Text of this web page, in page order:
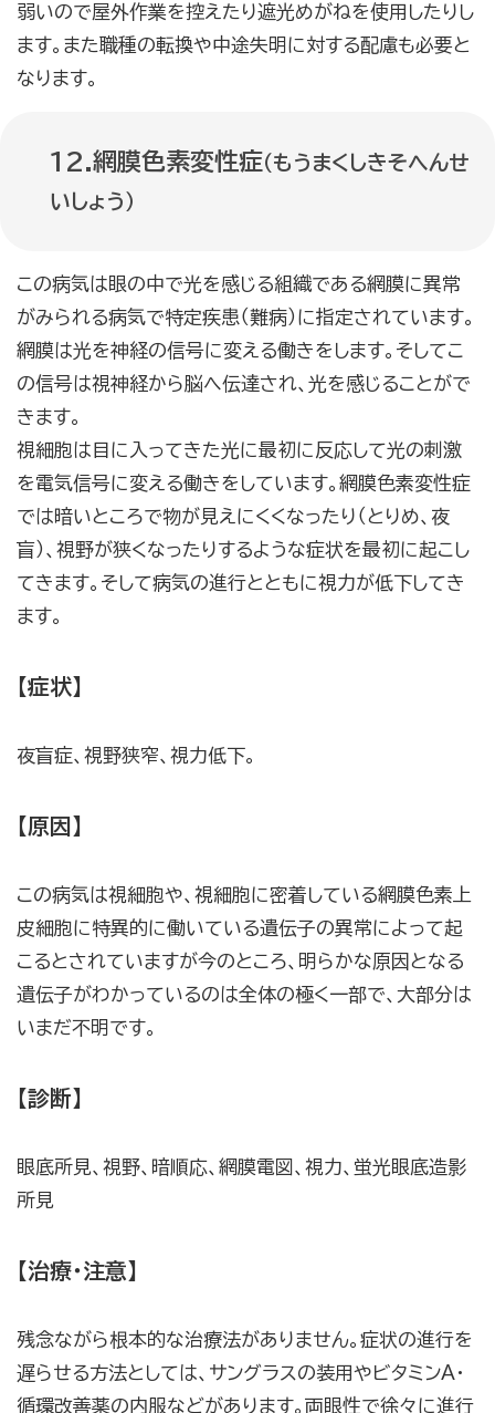
弱いので屋外作業を控えたり遮光めがねを使用したりし
ます。また職種の転換や中途失明に対する配慮も必要と
なります。
12.網膜色素変性症（もうまくしきそへんせ
いしょう）
この病気は眼の中で光を感じる組織である網膜に異常
がみられる病気で特定疾患（難病）に指定されています。
網膜は光を神経の信号に変える働きをします。そしてこ
の信号は視神経から脳へ伝達され、光を感じることがで
きます。
視細胞は目に入ってきた光に最初に反応して光の刺激
を電気信号に変える働きをしています。網膜色素変性症
では暗いところで物が見えにくくなったり（とりめ、夜
盲）、視野が狭くなったりするような症状を最初に起こし
てきます。そして病気の進行とともに視力が低下してき
ます。
【症状】
夜盲症、視野狭窄、視力低下。
【原因】
この病気は視細胞や、視細胞に密着している網膜色素上
皮細胞に特異的に働いている遺伝子の異常によって起
こるとされていますが今のところ、明らかな原因となる
遺伝子がわかっているのは全体の極く一部で、大部分は
いまだ不明です。
【診断】
眼底所見、視野、暗順応、網膜電図、視力、蛍光眼底造影
所見
【治療・注意】
残念ながら根本的な治療法がありません。症状の進行を
遅らせる方法としては、サングラスの装用やビタミンA・
循環改善薬の内服などがあります。両眼性で徐々に進行